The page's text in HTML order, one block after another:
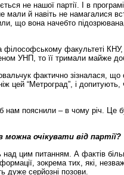
не нашої партії. І в
й навіть не
що вона начебто
факультеті
УНП, то її тримали майже
фактично зізналася,
ніж цей “Метроград”, і
пояснили – в чому річ. Це
очікувати від партії?
цим питанням. А фактів
зокрема тих, які,
дуже серйозні позови.